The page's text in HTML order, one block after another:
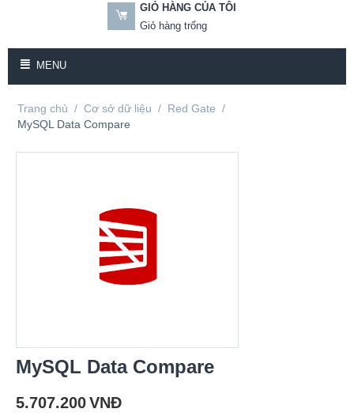
GIỎ HÀNG CỦA TÔI
Giỏ hàng trống
MENU
Trang chủ / Cơ sở dữ liệu / Red Gate /
MySQL Data Compare
MySQL Data Compare
5.707.200VNĐ